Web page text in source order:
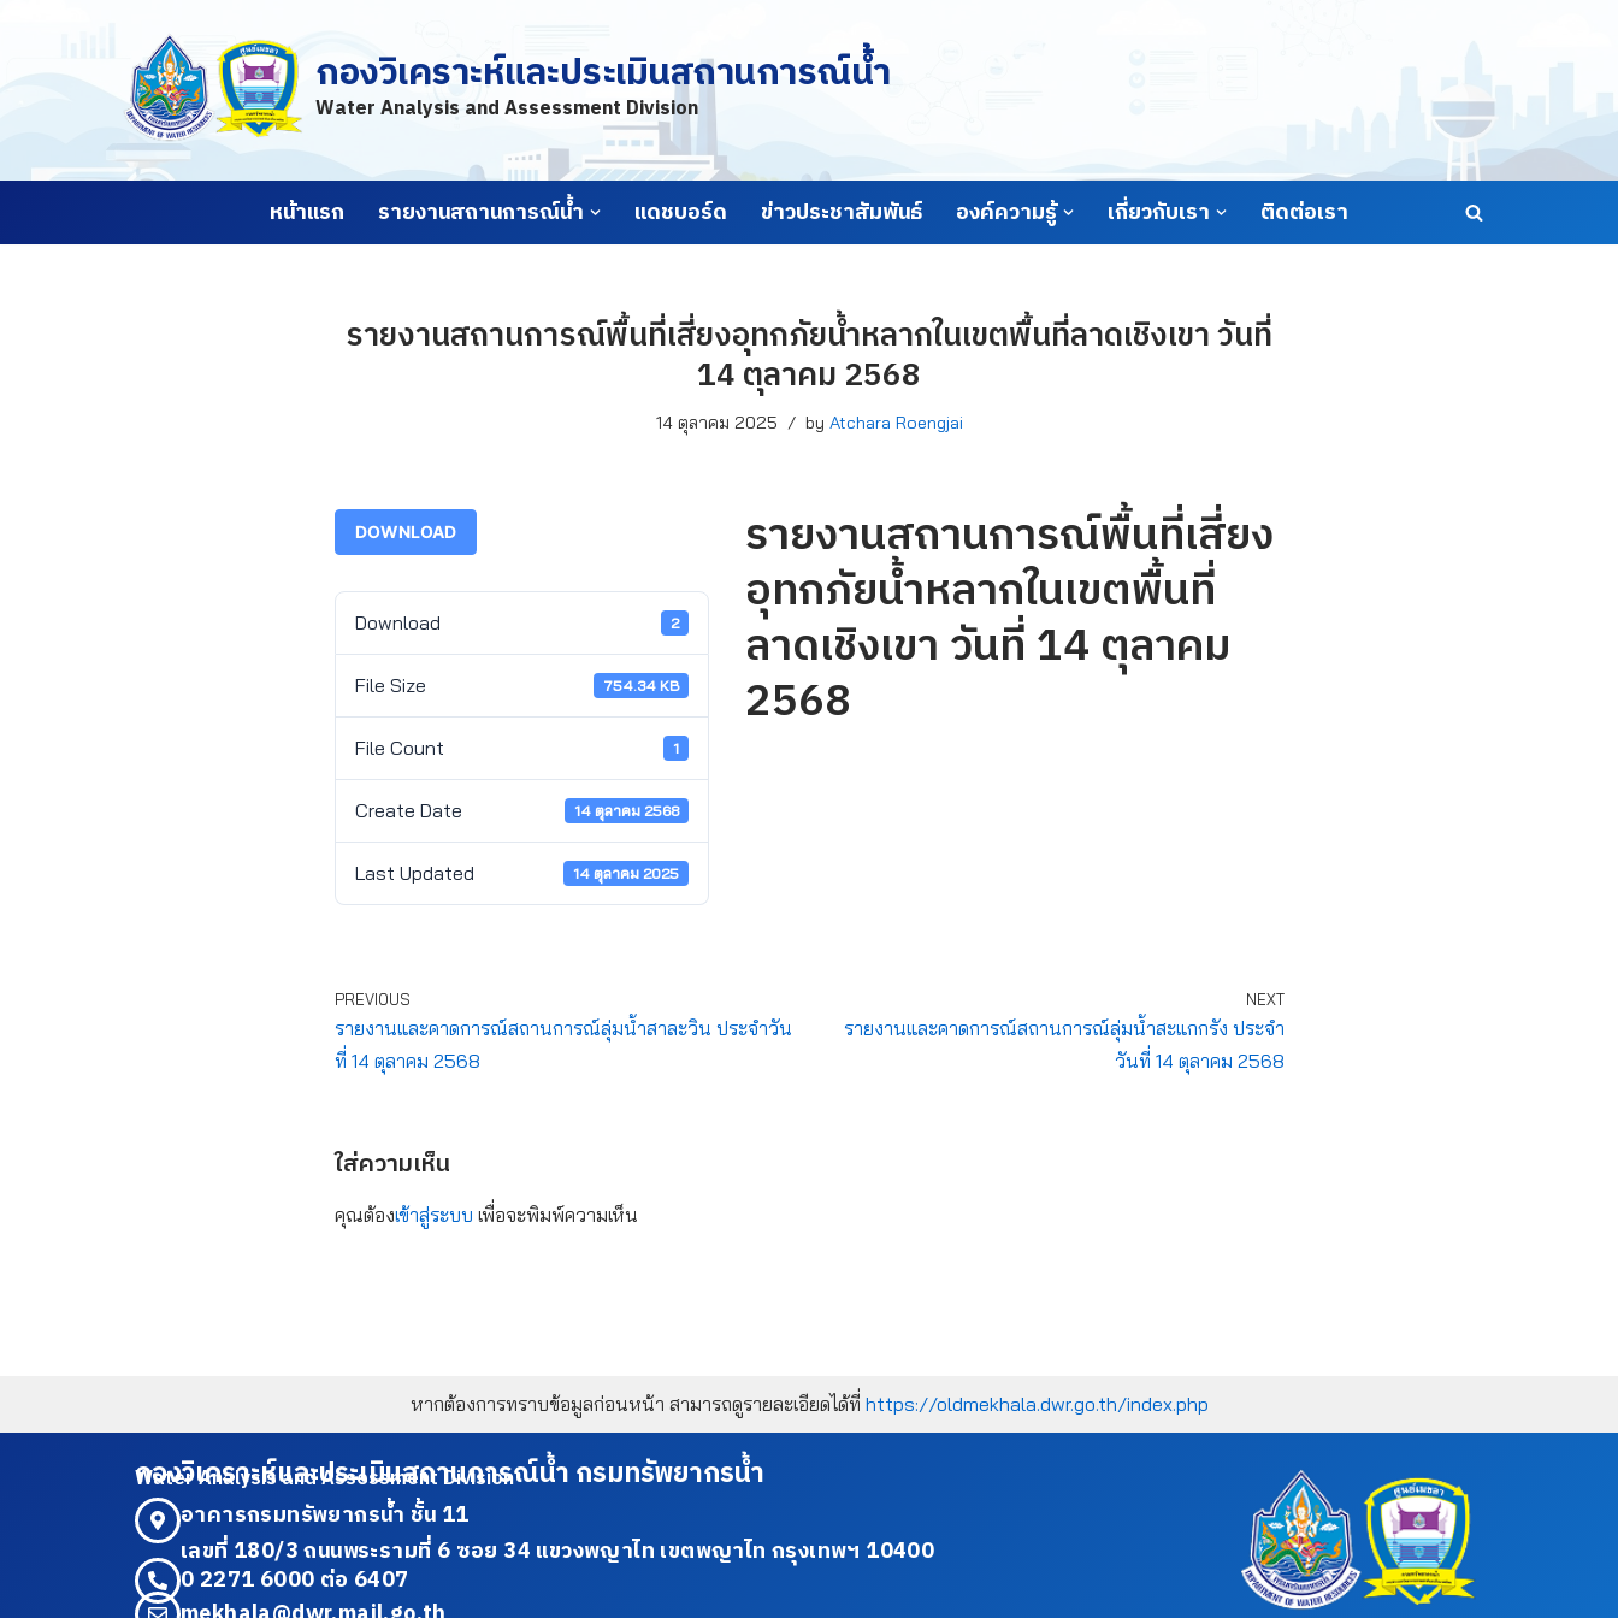
กองวิเคราะห์และประเมินสถานการณ์น้ำ
Water Analysis and Assessment Division
หน้าแรก รายงานสถานการณ์น้ำ แดชบอร์ด ข่าวประชาสัมพันธ์ องค์ความรู้ เกี่ยวกับเรา ติดต่อเรา
รายงานสถานการณ์พื้นที่เสี่ยงอุทกภัยน้ำหลากในเขตพื้นที่ลาดเชิงเขา วันที่
14 ตุลาคม 2568
14 ตุลาคม 2025 by Atchara Roengjai
DOWNLOAD
Download 2
File Size 754.34 KB
File Count 1
Create Date 14 ตุลาคม 2568
Last Updated 14 ตุลาคม 2025
รายงานสถานการณ์พื้นที่เสี่ยง
อุทกภัยน้ำหลากในเขตพื้นที่
ลาดเชิงเขา วันที่ 14 ตุลาคม
2568
PREVIOUS
รายงานและคาดการณ์สถานการณ์ลุ่มน้ำสาละวิน ประจำวัน
ที่ 14 ตุลาคม 2568
NEXT
รายงานและคาดการณ์สถานการณ์ลุ่มน้ำสะแกกรัง ประจำ
วันที่ 14 ตุลาคม 2568
ใส่ความเห็น
คุณต้องเข้าสู่ระบบ เพื่อจะพิมพ์ความเห็น
หากต้องการทราบข้อมูลก่อนหน้า สามารถดูรายละเอียดได้ที่ https://oldmekhala.dwr.go.th/index.php
กองวิเคราะห์และประเมินสถานการณ์น้ำ กรมทรัพยากรน้ำ
Water Analysis and Assessment Division
อาคารกรมทรัพยากรน้ำ ชั้น 11
เลขที่ 180/3 ถนนพระรามที่ 6 ซอย 34 แขวงพญาไท เขตพญาไท กรุงเทพฯ 10400
0 2271 6000 ต่อ 6407